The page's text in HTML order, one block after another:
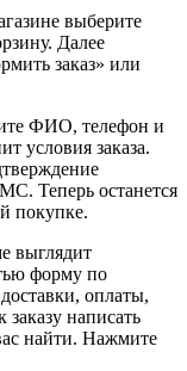
выберите
Далее
заказ» или
ФИО, телефон и
условия заказа.
Теперь останется
покупке.
выглядит
форму по
оплаты,
написать
найти. Нажмите